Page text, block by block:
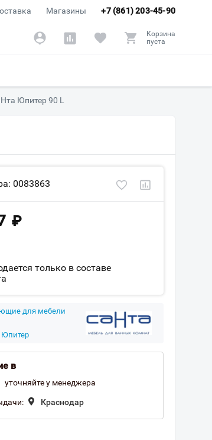
+7 (861) 203-45-90
Магазины
Корзина
пуста
Юпитер 90 L
0083863
₽
только в составе
для мебели
Юпитер
в
уточняйте у менеджера
Краснодар